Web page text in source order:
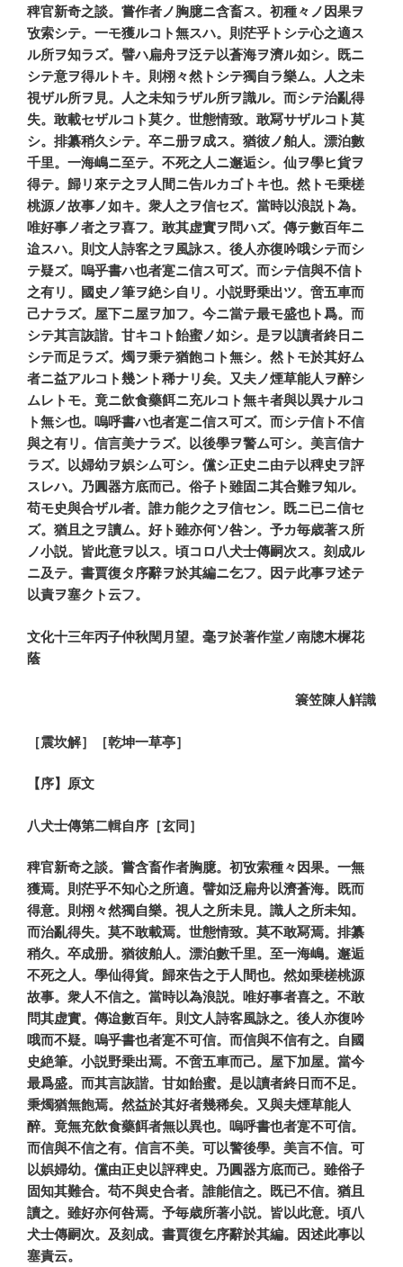
稗官新奇之談。嘗作者ノ胸臆ニ含畜ス。初種々ノ因果ヲ
攷索シテ。一モ獲ルコト無スハ。則茫乎トシテ心之適ス
ル所ヲ知ラズ。譬ハ扁舟ヲ泛テ以蒼海ヲ濟ル如シ。既ニ
シテ意ヲ得ルトキ。則栩々然トシテ獨自ラ樂ム。人之未
視ザル所ヲ見。人之未知ラザル所ヲ識ル。而シテ治亂得
失。敢載セザルコト莫ク。世態情致。敢冩サザルコト莫
シ。排纂稍久シテ。卒ニ册ヲ成ス。猶彼ノ舶人。漂泊數
千里。一海嶋ニ至テ。不死之人ニ邂逅シ。仙ヲ學ヒ貨ヲ
得テ。歸リ來テ之ヲ人間ニ告ルカゴトキ也。然トモ乗槎
桃源ノ故事ノ如キ。衆人之ヲ信セズ。當時以浪説ト為。
唯好事ノ者之ヲ喜フ。敢其虚實ヲ問ハズ。傳テ數百年ニ
迨スハ。則文人詩客之ヲ風詠ス。後人亦復吟哦シテ而シ
テ疑ズ。嗚乎書ハ也者寔ニ信ス可ズ。而シテ信與不信ト
之有リ。國史ノ筆ヲ絶シ自リ。小説野乗出ツ。啻五車而
己ナラズ。屋下ニ屋ヲ加フ。今ニ當テ最モ盛也ト爲。而
シテ其言詼諧。甘キコト飴蜜ノ如シ。是ヲ以讀者終日ニ
シテ而足ラズ。燭ヲ秉テ猶飽コト無シ。然トモ於其好ム
者ニ益アルコト幾ント稀ナリ矣。又夫ノ煙草能人ヲ醉シ
ムレトモ。竟ニ飲食藥餌ニ充ルコト無キ者與以異ナルコ
ト無シ也。嗚呼書ハ也者寔ニ信ス可ズ。而シテ信ト不信
與之有リ。信言美ナラズ。以後學ヲ警ム可シ。美言信ナ
ラズ。以婦幼ヲ娯シム可シ。儻シ正史ニ由テ以稗史ヲ評
スレハ。乃圓器方底而己。俗子ト雖固ニ其合難ヲ知ル。
苟モ史與合ザル者。誰カ能ク之ヲ信セン。既ニ已ニ信セ
ズ。猶且之ヲ讀ム。好ト雖亦何ソ咎ン。予カ毎歳著ス所
ノ小説。皆此意ヲ以ス。頃コロ八犬士傳嗣次ス。刻成ル
ニ及テ。書賈復タ序辭ヲ於其編ニ乞フ。因テ此事ヲ述テ
以責ヲ塞クト云フ。
文化十三年丙子仲秋閏月望。毫ヲ於著作堂ノ南牕木樨花
蔭
簑笠陳人觧識
［震坎解］［乾坤一草亭］
【序】原文
八犬士傳第二輯自序［玄同］
稗官新奇之談。嘗含畜作者胸臆。初攷索種々因果。一無
獲焉。則茫乎不知心之所適。譬如泛扁舟以濟蒼海。既而
得意。則栩々然獨自樂。視人之所未見。識人之所未知。
而治亂得失。莫不敢載焉。世態情致。莫不敢冩焉。排纂
稍久。卒成册。猶彼舶人。漂泊數千里。至一海嶋。邂逅
不死之人。學仙得貨。歸來告之于人間也。然如乗槎桃源
故事。衆人不信之。當時以為浪説。唯好事者喜之。不敢
問其虚實。傳迨數百年。則文人詩客風詠之。後人亦復吟
哦而不疑。嗚乎書也者寔不可信。而信與不信有之。自國
史絶筆。小説野乗出焉。不啻五車而己。屋下加屋。當今
最爲盛。而其言詼諧。甘如飴蜜。是以讀者終日而不足。
秉燭猶無飽焉。然益於其好者幾稀矣。又與夫煙草能人
醉。竟無充飲食藥餌者無以異也。嗚呼書也者寔不可信。
而信與不信之有。信言不美。可以警後學。美言不信。可
以娯婦幼。儻由正史以評稗史。乃圓器方底而己。雖俗子
固知其難合。苟不與史合者。誰能信之。既已不信。猶且
讀之。雖好亦何咎焉。予毎歳所著小説。皆以此意。頃八
犬士傳嗣次。及刻成。書賈復乞序辭於其編。因述此事以
塞責云。